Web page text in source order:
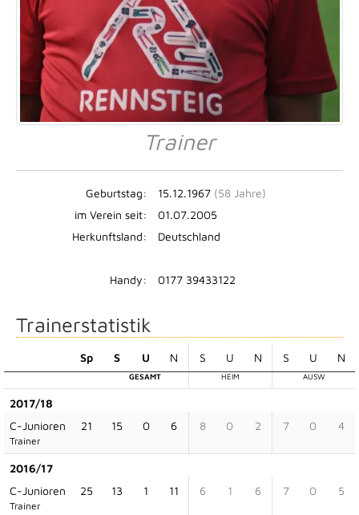
Trainer
Geburtstag: 15.12.1967 (58 Jahre)
im Verein seit:
01.07.2005
Herkunftsland:
Deutschland
Handy: 0177 39433122
Trainerstatistik
Sp S U N S U N S U N
GESAMT HEIM AUSW
2017/18
C-Junioren
Trainer
21 15 0 6 8 0 2 7 0 4
2016/17
C-Junioren
Trainer
25 13 1 11 6 1 6 7 0 5